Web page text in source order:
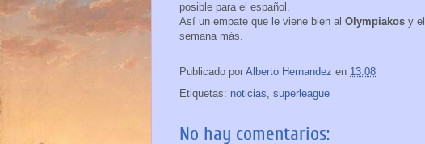
posible para el español.
Así un empate que le viene bien al Olympiakos y el
semana más.
Publicado por Alberto Hernandez en 13:08
Etiquetas: noticias superleague
No hay comentarios: